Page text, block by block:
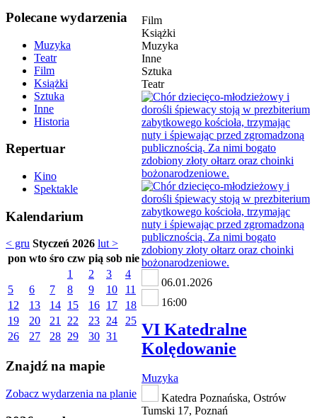
Polecane wydarzenia
Muzyka
Teatr
Film
Książki
Sztuka
Inne
Historia
Repertuar
Kino
Spektakle
Kalendarium
< gru Styczeń 2026 lut >
pon wto śro czw pią sob nie
1
2 3
4
5
6 7 8 9 10
11
12
13 14 15 16 17
18
19
20 21 22 23 24
25
26
27 28 29 30 31
Znajdź na mapie
Zobacz wydarzenia na planie
Film
Książki
Muzyka
Inne
Sztuka
Teatr
06.01.2026
16:00
VI Katedralne
Kolędowanie
Muzyka
Katedra Poznańska, Ostrów
Tumski 17, Poznań